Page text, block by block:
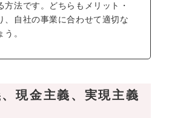
方法です。どちらもメリット・
、自社の事業に合わせて適切な
。
現金主義、実現主義